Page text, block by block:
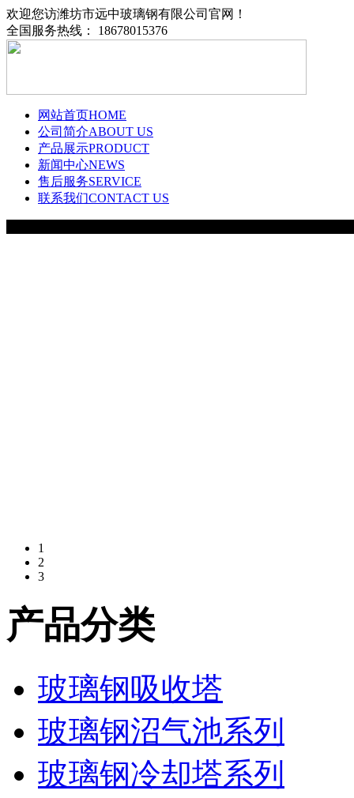
欢迎您访潍坊市远中玻璃钢有限公司官网！
全国服务热线： 18678015376
网站首页HOME
公司简介ABOUT US
产品展示PRODUCT
新闻中心NEWS
售后服务SERVICE
联系我们CONTACT US
1
2
3
产品分类
玻璃钢吸收塔
玻璃钢沼气池系列
玻璃钢冷却塔系列